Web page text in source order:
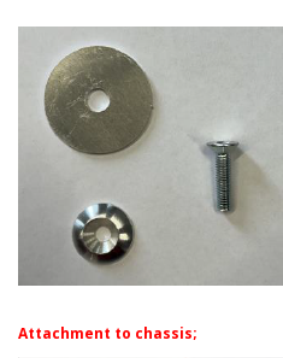
Attachment to chassis;